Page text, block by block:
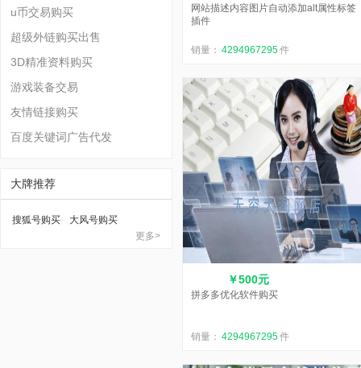
u币交易购买
超级外链购买出售
3D精准资料购买
游戏装备交易
友情链接购买
百度关键词广告代发
大牌推荐
搜狐号购买
大风号购买
更多>
网站描述内容图片自动添加alt属性标签
插件
销量： 4294967295件
￥500元
拼多多优化软件购买
销量： 4294967295件